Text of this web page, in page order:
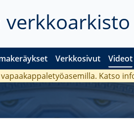
Verkkosivut Videot
Katso